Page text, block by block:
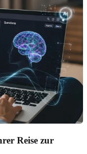
Reise zur